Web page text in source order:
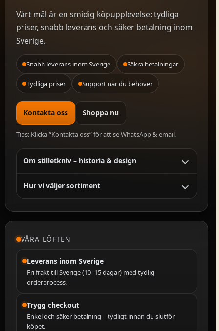
Vårt mål är en smidig köpupplevelse: tydliga
priser, snabb leverans och säker betalning inom
Sverige.
Snabb leverans inom Sverige Säkra betalningar
Tydliga priser Support när du behöver
Kontakta oss Shoppa nu
Tips: Klicka “Kontakta oss” för att se WhatsApp & email.
Om stilletkniv – historia & design
Hur vi väljer sortiment
VÅRA LÖFTEN
Leverans inom Sverige
Fri frakt till Sverige (10–15 dagar) med tydlig
orderprocess.
Trygg checkout
Enkel och säker betalning – tydligt innan du slutför
köpet.